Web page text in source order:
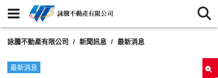
詠騰不動產有限公司 新聞訊息 最新消息
最新消息